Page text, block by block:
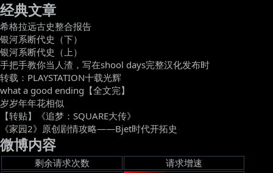
经典文章
希格拉远古史整合报告
银河系断代史（下）
银河系断代史（上）
手把手教你当人渣，写在shool days完整汉化发布时
转载：PLAYSTATION十载光辉
what a good ending【全文完】
岁岁年年花相似
【转贴】《追梦：SQUARE大传》
《家园2》原创剧情攻略——Bjet时代开拓史
微博内容
剩余请求次数
请求增速